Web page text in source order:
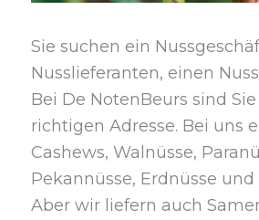
Sie suchen ein
Nusslieferanten, einen
Bei De NotenBeurs sind
richtigen Adresse. Bei uns
Cashews, Walnüsse,
Pekannüsse, Erdnüsse und
Aber wir liefern auch